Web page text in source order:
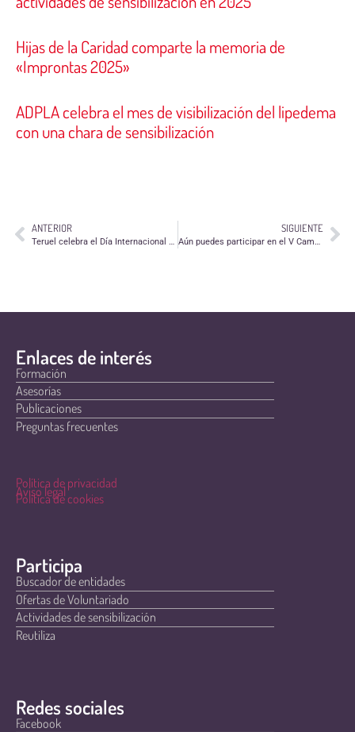
Hijas de la Caridad comparte la memoria de
«Improntas 2025»
ADPLA celebra el mes de visibilización del lipedema
con una chara de sensibilización
ANTERIOR
Teruel celebra el Día Internacional del Voluntariado con una "cadena" de voluntarios/as
SIGUIENTE
Aún puedes participar en el V Campeonato de Trivial Solidario
Enlaces de interés
Formación
Asesorías
Publicaciones
Preguntas frecuentes
Política de privacidad
Aviso legal
Política de cookies
Participa
Buscador de entidades
Ofertas de Voluntariado
Actividades de sensibilización
Reutiliza
Redes sociales
Facebook